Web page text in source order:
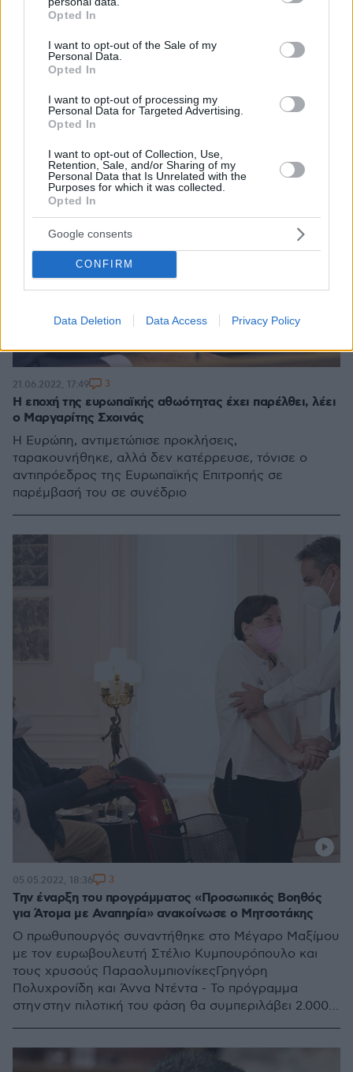
grant or deny consent to Google and its third-party tags to
use your data for below specified purposes in below Google
consent section.
Opted In
I want to opt-out of the Sale of my
Personal Data.
Opted In
I want to opt-out of processing my
Personal Data for Targeted Advertising.
Opted In
I want to opt-out of Collection, Use,
Retention, Sale, and/or Sharing of my
Personal Data that Is Unrelated with the
Purposes for which it was collected.
Opted In
Google consents
CONFIRM
Data Deletion Data Access Privacy Policy
Η εποχή της ευρωπαϊκής αθωότητας έχει παρέλθει, λέει
ο Μαργαρίτης Σχοινάς
Η Ευρώπη, αντιμετώπισε προκλήσεις,
ταρακουνήθηκε, αλλά δεν κατέρρευσε, τόνισε ο
αντιπρόεδρος της Ευρωπαϊκής Επιτροπής σε
παρέμβασή του σε συνέδριο
21.06.2022, 17:49 3
Την έναρξη του προγράμματος «Προσωπικός Βοηθός
για Άτομα με Αναπηρία» ανακοίνωσε ο Μητσοτάκης
Ο πρωθυπουργός συναντήθηκε στο Μέγαρο Μαξίμου
με τον ευρωβουλευτή Στέλιο Κυμπουρόπουλο και
τους χρυσούς ΠαραολυμπιονίκεςΓρηγόρη
Πολυχρονίδη και Άννα Ντέντα - Το πρόγραμμα
στην στην πιλοτική του φάση θα συμπεριλάβει 2.000
05.05.2022, 18:36 3